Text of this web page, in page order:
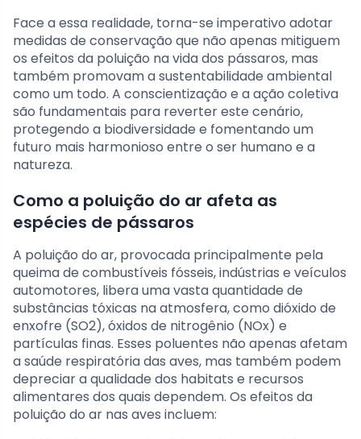
Face a essa realidade, torna-se imperativo adotar
medidas de conservação que não apenas mitiguem
os efeitos da poluição na vida dos pássaros, mas
também promovam a sustentabilidade ambiental
como um todo. A conscientização e a ação coletiva
são fundamentais para reverter este cenário,
protegendo a biodiversidade e fomentando um
futuro mais harmonioso entre o ser humano e a
natureza.
Como a poluição do ar afeta as
espécies de pássaros
A poluição do ar, provocada principalmente pela
queima de combustíveis fósseis, indústrias e veículos
automotores, libera uma vasta quantidade de
substâncias tóxicas na atmosfera, como dióxido de
enxofre (SO2), óxidos de nitrogênio (NOx) e
partículas finas. Esses poluentes não apenas afetam
a saúde respiratória das aves, mas também podem
depreciar a qualidade dos habitats e recursos
alimentares dos quais dependem. Os efeitos da
poluição do ar nas aves incluem: